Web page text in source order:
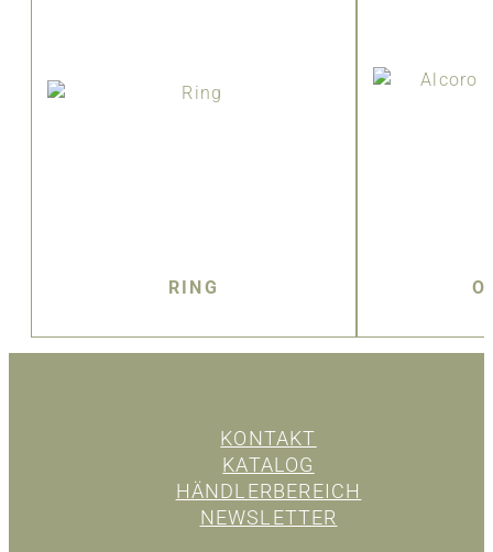
RING
KONTAKT
KATALOG
HÄNDLERBEREICH
NEWSLETTER